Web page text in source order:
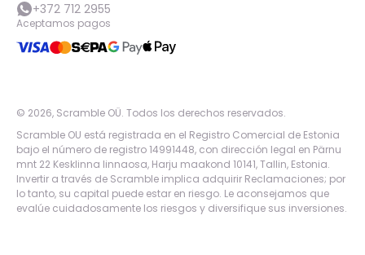
+372 712 2955
Aceptamos pagos
© 2026, Scramble OÜ. Todos los derechos reservados.
Scramble OU está registrada en el Registro Comercial de Estonia
bajo el número de registro 14991448, con dirección legal en Pärnu
mnt 22 Kesklinna linnaosa, Harju maakond 10141, Tallin, Estonia.
Invertir a través de Scramble implica adquirir Reclamaciones; por
lo tanto, su capital puede estar en riesgo. Le aconsejamos que
evalúe cuidadosamente los riesgos y diversifique sus inversiones.